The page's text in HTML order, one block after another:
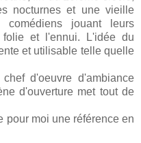
nocturnes et une vieille
comédiens jouant leurs
et l'ennui. L'idée du
et utilisable telle quelle
d'oeuvre d'ambiance
d'ouverture met tout de
pour moi une référence en